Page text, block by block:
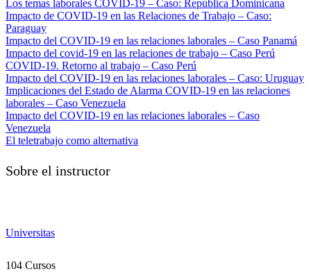
Los temas laborales COVID-19 – Caso: República Dominicana
Impacto de COVID-19 en las Relaciones de Trabajo – Caso:
Paraguay
Impacto del COVID-19 en las relaciones laborales – Caso Panamá
Impacto del covid-19 en las relaciones de trabajo – Caso Perú
COVID-19. Retorno al trabajo – Caso Perú
Impacto del COVID-19 en las relaciones laborales – Caso: Uruguay
Implicaciones del Estado de Alarma COVID-19 en las relaciones
laborales – Caso Venezuela
Impacto del COVID-19 en las relaciones laborales – Caso
Venezuela
El teletrabajo como alternativa
Sobre el instructor
Universitas
104 Cursos